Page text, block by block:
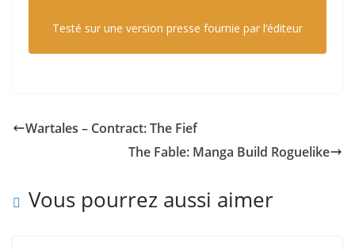
Testé sur une version presse fournie par l’éditeur
Wartales – Contract: The Fief
The Fable: Manga Build Roguelike
Vous pourrez aussi aimer